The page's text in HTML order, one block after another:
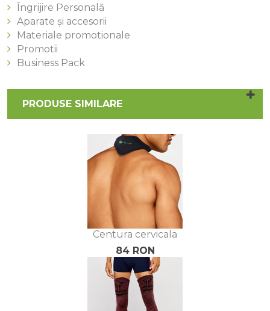
Îngrijire Personală
Aparate și accesorii
Materiale promotionale
Promotii
Business Pack
PRODUSE SIMILARE
Centura cervicala
84 RON